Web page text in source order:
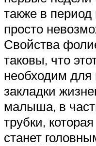
также в
просто
Свойства
таковы, что
необходим для
закладки
малыша, в
трубки,
станет